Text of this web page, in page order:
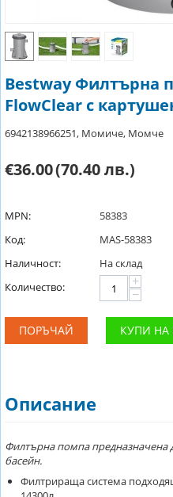
Bestway Филтърна
FlowClear с
6942138966251, Момиче, Момче
€36.00(70.40 лв.)
MPN:
58383
Код:
MAS-58383
Наличност:
На склад
Количество:
+
−
ПОРЪЧАЙ КУПИ НА
Описание
Филтърна помпа предназначена
басейн.
Филтрираща система